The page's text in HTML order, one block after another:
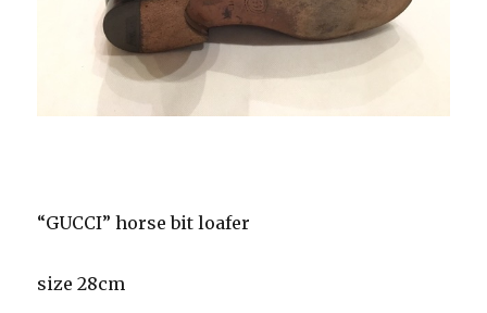
“GUCCI” horse bit loafer
size 28cm